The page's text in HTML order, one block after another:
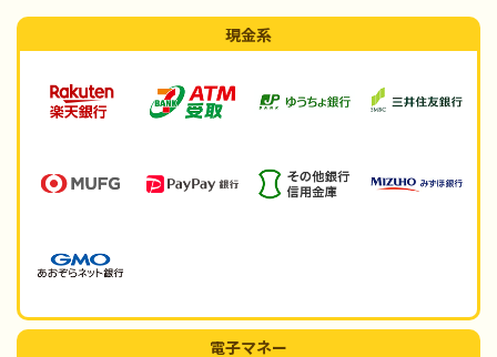
現金系
電子マネー